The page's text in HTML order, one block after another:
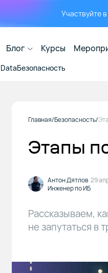
Участвуйте
Блог Курсы
DataБезопасность
Главная Безопасность
Этапы
Антон Дятлов
Инженер по ИБ
29
Рассказываем,
не запутаться в